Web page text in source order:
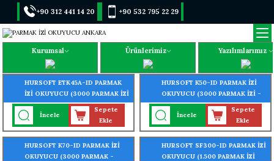
+90 312 441 14 20 +90 532 795 22 29
Kurumsal Ürünlerimiz Yazılımlarımız
HURSOFT ETK45A-ID PARMAK
İZİ OKUYUCU (3000 PARMAK İZİ
- 3000 KART OKUMA ÖZELLİĞİ)
İncele
Sepete
Ekle
HURSOFT K50-ID PARMAK İZİ
OKUYUCU (3000 PARMAK İZİ -
3000 KART OKUMA ÖZELLİĞİ)
İncele
Sepete
Ekle
HURSOFT K70-ID PARMAK İZİ
OKUYUCU (3000 PARMAK -
HURSOFT SF300-ID PARMAK İZİ
OKUYUCU (1.500 PARMAK İZİ